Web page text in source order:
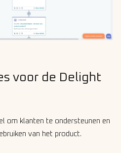
voor de Delight
om klanten te ondersteunen en
van het product.